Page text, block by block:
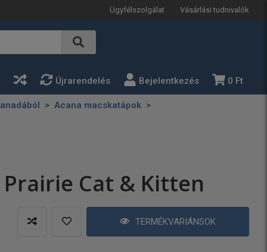
Ügyfélszolgálat Vásárlási tudnivalók
Újrarendelés Bejelentkezés 0 Ft
Acana macskatápok
Cat & Kitten
TERMÉKVARIÁNSOK